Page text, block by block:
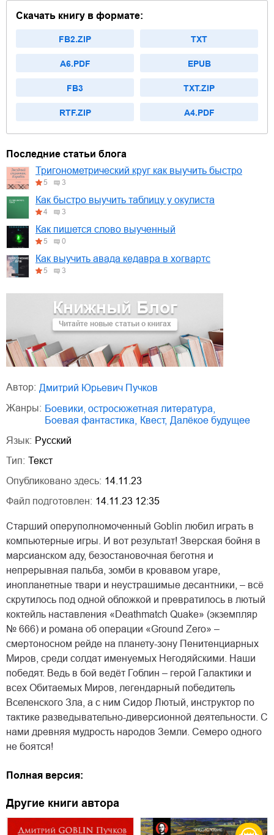
Скачать книгу в формате:
FB2.ZIP TXT
A6.PDF EPUB
FB3 TXT.ZIP
RTF.ZIP A4.PDF
Книжный Блог
Читайте новые статьи о книгах
Последние статьи блога
Тригонометрический круг как выучить быстро
5 3
Как быстро выучить таблицу у окулиста
4 3
Как пишется слово выученный
5 0
Как выучить авада кедавра в хогвартс
5 3
Автор:
Дмитрий Юрьевич Пучков
Жанры:
боевики, остросюжетная литература
боевая фантастика
квест,
далёкое будущее
Язык: Русский
Тип: Текст
Опубликовано здесь: 14.11.23
Файл подготовлен: 14.11.23 12:35
Старший оперуполномоченный Goblin любил играть в
компьютерные игры. И вот результат! Зверская бойня в
марсианском аду, безостановочная беготня и
непрерывная пальба, зомби в кровавом угаре,
инопланетные твари и неустрашимые десантники, – всё
скрутилось под одной обложкой и превратилось в лютый
коктейль наставления «Deathmatch Quake» (экземпляр
№ 666) и романа об операции «Ground Zero» –
смертоносном рейде на планету-зону Пенитенциарных
Миров, среди солдат именуемых Негодяйскими. Наши
победят. Ведь в бой ведёт Гоблин – герой Галактики и
всех Обитаемых Миров, легендарный победитель
Вселенского Зла, а с ним Сидор Лютый, инструктор по
тактике разведывательно-диверсионной деятельности. С
нами древняя мудрость народов Земли. Семеро одного
не боятся!
Полная версия:
Другие книги автора